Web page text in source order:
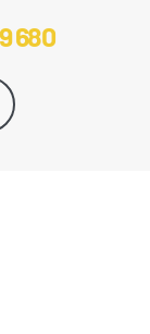
680